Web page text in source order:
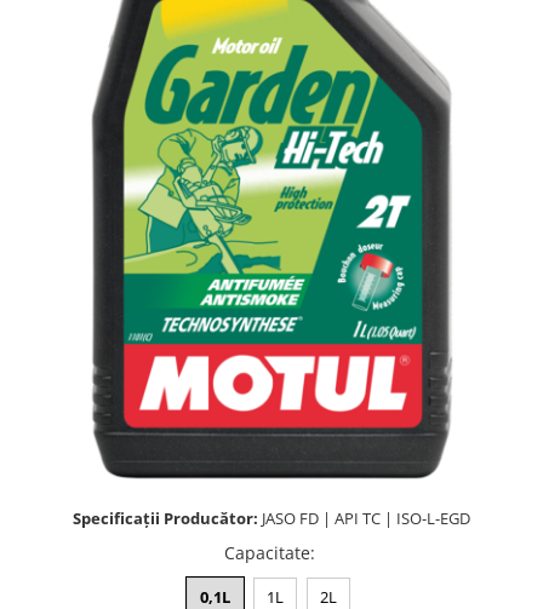
Lichide Întreținere
Lichide Întreținere Autoturisme
Lichide Întreținere Camioane
Lichide Întreținere Motociclete
Lichide Întreținere Utilaje
Specificații Producător: JASO FD | API TC | ISO-L-EGD
Capacitate:
0,1L 1L 2L